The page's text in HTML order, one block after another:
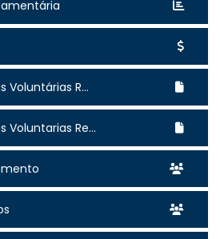
Voluntárias R...
Voluntarias Re...